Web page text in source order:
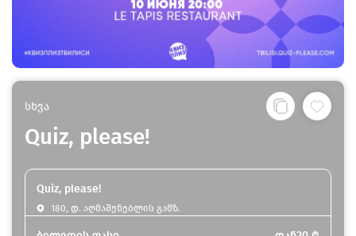
სხვა
Quiz, please!
Quiz, please!
180, დ. აღმაშენებლის გამზ.